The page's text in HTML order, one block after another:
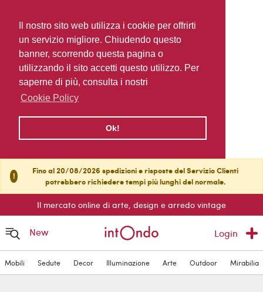
Il nostro sito web utilizza i cookie per offrirti
un servizio migliore. Chiudendo questo
banner, scorrendo questa pagina o
utilizzando il sito accetti questo utilizzo. Per
saperne di più, consulta i nostri
Cookie Policy
Ok!
!
Fino al 20/08/2026 spedizioni e risposte del Servizio Clienti
potrebbero richiedere tempi più lunghi del normale.
Il mercato online di arte, design e arredo vintage
New Login
Mobili Sedute Decor Illuminazione Arte Outdoor Mirabilia